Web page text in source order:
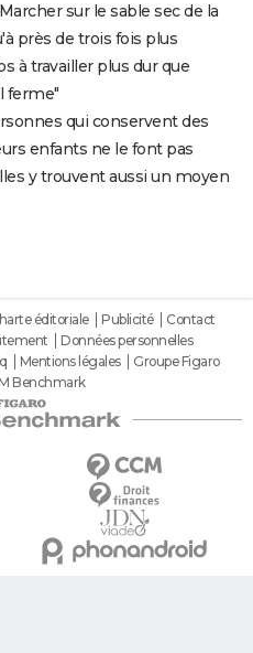
sur le sable sec de la
près de trois fois plus
à travailler plus dur que
ferme"
qui conservent des
enfants ne le font pas
y trouvent aussi un moyen
éditoriale Publicité
Contact
Données personnelles
Mentions légales
Groupe Figaro
Benchmark